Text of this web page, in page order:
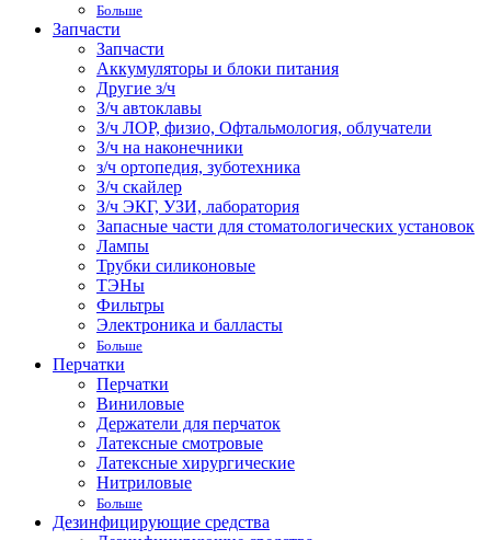
Больше
Запчасти
Запчасти
Аккумуляторы и блоки питания
Другие з/ч
З/ч автоклавы
З/ч ЛОР, физио, Офтальмология, облучатели
З/ч на наконечники
з/ч ортопедия, зуботехника
З/ч скайлер
З/ч ЭКГ, УЗИ, лаборатория
Запасные части для стоматологических установок
Лампы
Трубки силиконовые
ТЭНы
Фильтры
Электроника и балласты
Больше
Перчатки
Перчатки
Виниловые
Держатели для перчаток
Латексные смотровые
Латексные хирургические
Нитриловые
Больше
Дезинфицирующие средства